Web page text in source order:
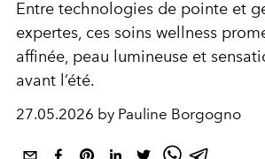
Entre technologies de pointe et
expertes, ces soins wellness
affinée, peau lumineuse et
avant l’été.
27.05.2026 by Pauline Borgogno